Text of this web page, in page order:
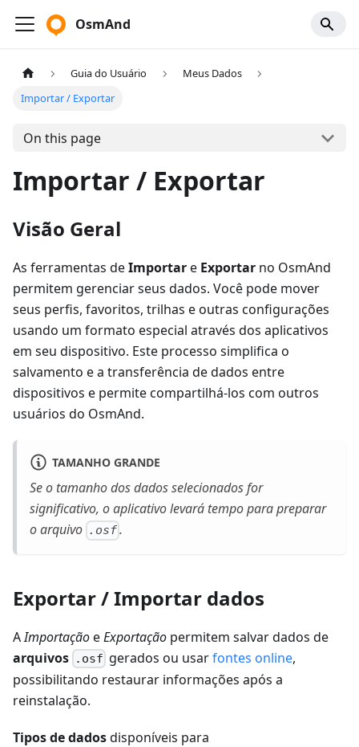
OsmAnd
Guia do Usuário
Meus Dados
Importar / Exportar
On this page
Importar / Exportar
Visão Geral
As ferramentas deImportare Exportar no OsmAnd
permitem gerenciar seus dados. Você pode mover
seus perfis, favoritos, trilhas e outras configurações
usando um formato especial através dos aplicativos
em seu dispositivo. Este processo simplifica o
salvamento e a transferência de dados entre
dispositivos e permite compartilhá-los com outros
usuários do OsmAnd.
TAMANHO GRANDE
Se o tamanho dos dados selecionados for
significativo, o aplicativo levará tempo para preparar
o arquivo .osf.
Exportar / Importar dados
AImportaçãoeExportação permitem salvar dados de
arquivos .osf gerados ou usarfontes online,
possibilitando restaurar informações após a
reinstalação.
Tipos de dadosdisponíveis para